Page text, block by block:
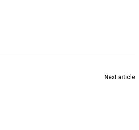
Next article